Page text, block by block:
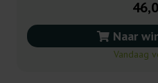
Naar
Vandaag